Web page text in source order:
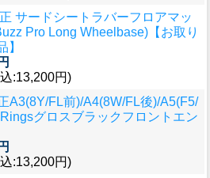
サードシートラバーフロアマッ
Pro Long Wheelbase)【お取り
】
:13,200円)
A3(8Y/FL前)/A4(8W/FL後)/A5(F5/
グロスブラックフロントエン
:13,200円)